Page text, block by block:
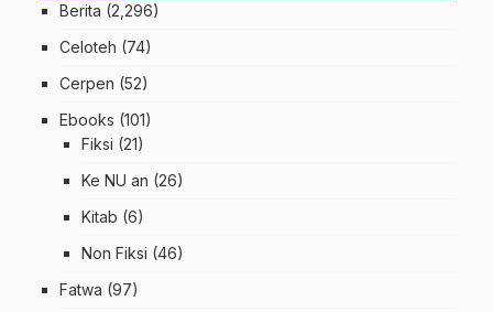
Berita (2,296)
Celoteh (74)
Cerpen (52)
Ebooks (101)
Fiksi (21)
Ke NU an (26)
Kitab (6)
Non Fiksi (46)
Fatwa (97)